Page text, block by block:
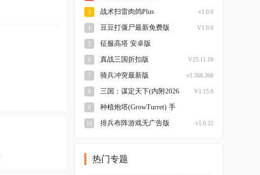
3 战术扫雷肉鸽Plus v1.0.0
4 豆豆打僵尸最新免费版 V1.0.0
5 征服高塔 安卓版
6
真战三国折扣版 V25.11.19
7 骑兵冲突最新版 v1.368.368
8
三国：谋定天下(内附2026
V1.15.0
9
种植炮塔(GrowTurret) 手
10
排兵布阵游戏无广告版 v1.0.22
热门专题